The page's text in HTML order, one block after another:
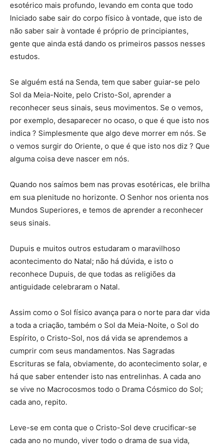
esotérico mais profundo, levando em conta que todo
Iniciado sabe sair do corpo físico à vontade, que isto de
não saber sair à vontade é próprio de principiantes,
gente que ainda está dando os primeiros passos nesses
estudos.
Se alguém está na Senda, tem que saber guiar-se pelo
Sol da Meia-Noite, pelo Cristo-Sol, aprender a
reconhecer seus sinais, seus movimentos. Se o vemos,
por exemplo, desaparecer no ocaso, o que é que isto nos
indica ? Simplesmente que algo deve morrer em nós. Se
o vemos surgir do Oriente, o que é que isto nos diz ? Que
alguma coisa deve nascer em nós.
Quando nos saímos bem nas provas esotéricas, ele brilha
em sua plenitude no horizonte. O Senhor nos orienta nos
Mundos Superiores, e temos de aprender a reconhecer
seus sinais.
Dupuis e muitos outros estudaram o maravilhoso
acontecimento do Natal; não há dúvida, e isto o
reconhece Dupuis, de que todas as religiões da
antiguidade celebraram o Natal.
Assim como o Sol físico avança para o norte para dar vida
a toda a criação, também o Sol da Meia-Noite, o Sol do
Espírito, o Cristo-Sol, nos dá vida se aprendemos a
cumprir com seus mandamentos. Nas Sagradas
Escrituras se fala, obviamente, do acontecimento solar, e
há que saber entender isto nas entrelinhas. A cada ano
se vive no Macrocosmos todo o Drama Cósmico do Sol;
cada ano, repito.
Leve-se em conta que o Cristo-Sol deve crucificar-se
cada ano no mundo, viver todo o drama de sua vida,